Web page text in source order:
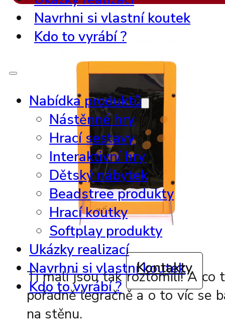
Navrhni si vlastní koutek
Kdo to vyrábí ?
Nabídka produktů
Nástěnné hry
Hrací sestavy
Interaktivní hry
Dětský nábytek
Beadstree produkty
Hrací koutky
Softplay produkty
Ukázky realizací
Navrhni si vlastní koutek
Kdo to vyrábí ?
Kontakty
Ti malí jsou tak roztomilí! A co
pořádně legračně a o to víc se
na stěnu.